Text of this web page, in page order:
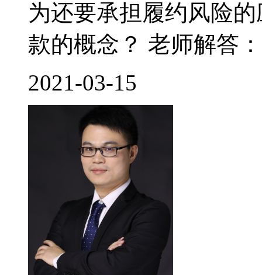
为还要承担履约风险
款的概念？ 老师解答
2021-03-15